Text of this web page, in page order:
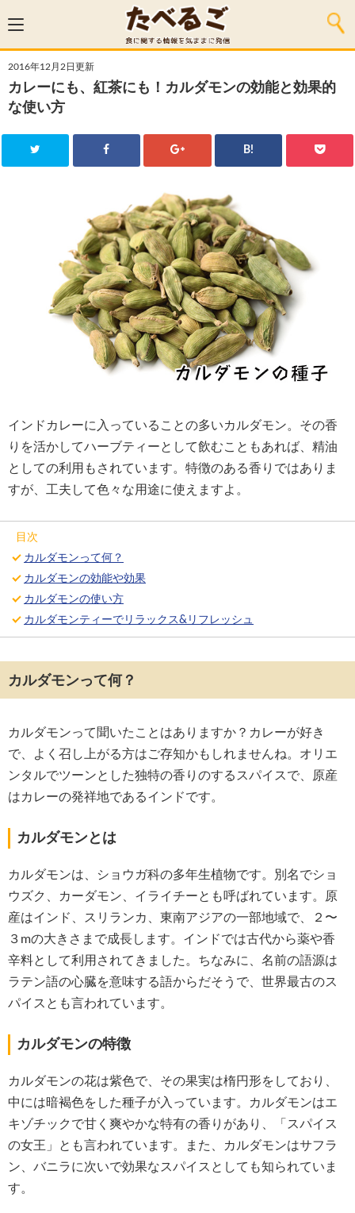
2016年12月2日更新
カレーにも、紅茶にも！カルダモンの効能と効果的
な使い方
B!
インドカレーに入っていることの多いカルダモン。その香
りを活かしてハーブティーとして飲むこともあれば、精油
としての利用もされています。特徴のある香りではありま
すが、工夫して色々な用途に使えますよ。
目次
カルダモンって何？
カルダモンの効能や効果
カルダモンの使い方
カルダモンティーでリラックス&リフレッシュ
カルダモンって何？
カルダモンって聞いたことはありますか？カレーが好き
で、よく召し上がる方はご存知かもしれませんね。オリエ
ンタルでツーンとした独特の香りのするスパイスで、原産
はカレーの発祥地であるインドです。
カルダモンとは
カルダモンは、ショウガ科の多年生植物です。別名でショ
ウズク、カーダモン、イライチーとも呼ばれています。原
産はインド、スリランカ、東南アジアの一部地域で、２〜
３mの大きさまで成長します。インドでは古代から薬や香
辛料として利用されてきました。ちなみに、名前の語源は
ラテン語の心臓を意味する語からだそうで、世界最古のス
パイスとも言われています。
カルダモンの特徴
カルダモンの花は紫色で、その果実は楕円形をしており、
中には暗褐色をした種子が入っています。カルダモンはエ
キゾチックで甘く爽やかな特有の香りがあり、「スパイス
の女王」とも言われています。また、カルダモンはサフラ
ン、バニラに次いで効果なスパイスとしても知られていま
す。